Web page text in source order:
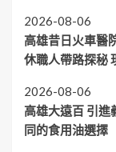
2026-08-06
高雄昔日火車醫
休職人帶路探秘
2026-08-06
高雄大遠百 引進
同的食用油選擇